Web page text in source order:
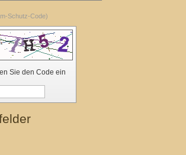
Schutz-Code)
Sie den Code ein